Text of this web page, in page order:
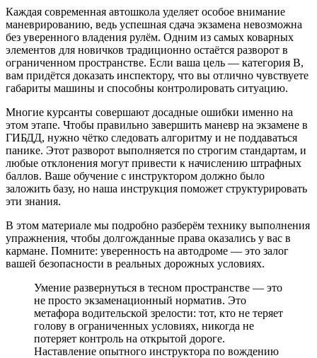
Каждая современная автошкола уделяет особое внимание
маневрированию, ведь успешная сдача экзамена невозможна
без уверенного владения рулём. Одним из самых коварных
элементов для новичков традиционно остаётся разворот в
ограниченном пространстве. Если ваша цель — категория B,
вам придётся доказать инспектору, что вы отлично чувствуете
габариты машины и способны контролировать ситуацию.
Многие курсанты совершают досадные ошибки именно на
этом этапе. Чтобы правильно завершить маневр на экзамене в
ГИБДД, нужно чётко следовать алгоритму и не поддаваться
панике. Этот разворот выполняется по строгим стандартам, и
любые отклонения могут привести к начислению штрафных
баллов. Ваше обучение с инструктором должно было
заложить базу, но наша инструкция поможет структурировать
эти знания.
В этом материале мы подробно разберём технику выполнения
упражнения, чтобы долгожданные права оказались у вас в
кармане. Помните: уверенность на автодроме — это залог
вашей безопасности в реальных дорожных условиях.
Умение развернуться в тесном пространстве — это
не просто экзаменационный норматив. Это
метафора водительской зрелости: тот, кто не теряет
голову в ограниченных условиях, никогда не
потеряет контроль на открытой дороге.
Наставление опытного инструктора по вождению